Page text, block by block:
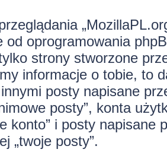
od oprogramowania
strony stworzone
informacje o tobie, to
posty napisane
posty”, konta
konto” i posty
„twoje posty”.